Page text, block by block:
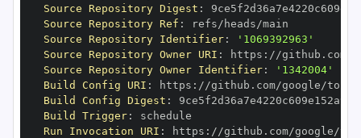
Source Repository Digest :
Source Repository Ref :
Source Repository Identifier:
'1069392963'
Source Repository Owner URI : https :
Source Repository Owner Identifier:
'1342004'
Build Config URI : https :
Build Config Digest :
Build Trigger:
Run Invocation URI : https :